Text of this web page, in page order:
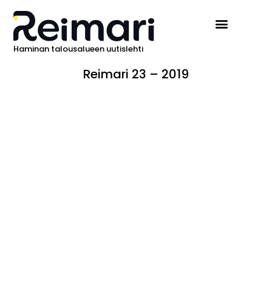
Haminan talousalueen uutislehti
Reimari 23 – 2019